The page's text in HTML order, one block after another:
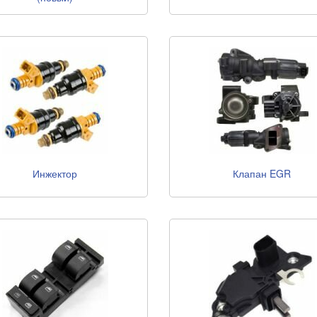
Инжектор Клапан EGR